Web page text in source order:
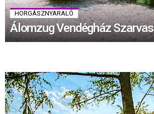
HORGÁSZNYARALÓ
Álomzug Vendégház Szarvas